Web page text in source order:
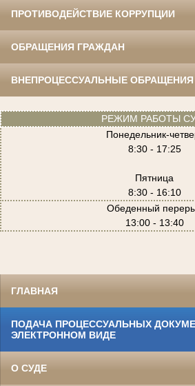
ПРОТИВОДЕЙСТВИЕ КОРРУПЦИИ
ОБРАЩЕНИЯ ГРАЖДАН
ВНЕПРОЦЕССУАЛЬНЫЕ ОБРАЩЕНИЯ
РЕЖИМ РАБОТЫ
Понедельник-
8:30 - 17:25
Пятница
8:30 - 16:10
Обеденный
13:00 - 13:40
ГЛАВНАЯ
ПОДАЧА ПРОЦЕССУАЛЬНЫХ
ЭЛЕКТРОННОМ ВИДЕ
О СУДЕ